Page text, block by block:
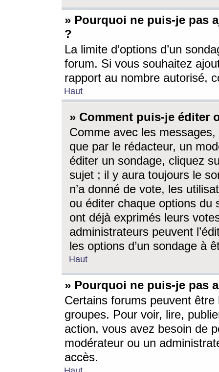
» Pourquoi ne puis-je pas
?
La limite d’options d’un
forum. Si vous souhaitez
rapport au nombre autorisé,
Haut
» Comment puis-je éditer
Comme avec les
que par le rédacteur, un
éditer un sondage, cliquez
sujet ; il y aura toujours le
n’a donné de vote, les
ou éditer chaque options du
ont déjà exprimés leurs
administrateurs peuvent
les options d’un sondage à
Haut
» Pourquoi ne puis-je pas
Certains forums peuvent être
groupes. Pour voir, lire,
action, vous avez besoin de
modérateur ou un
accès.